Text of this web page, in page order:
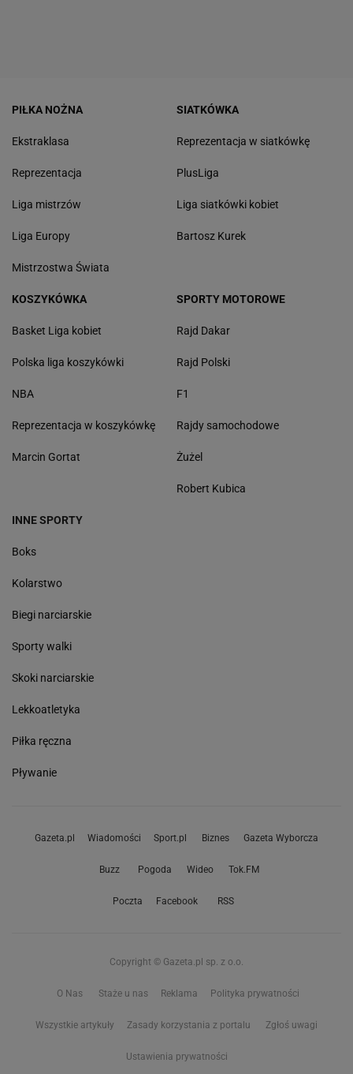
PIŁKA NOŻNA
Ekstraklasa
Reprezentacja
Liga mistrzów
Liga Europy
Mistrzostwa Świata
SIATKÓWKA
Reprezentacja w siatkówkę
PlusLiga
Liga siatkówki kobiet
Bartosz Kurek
KOSZYKÓWKA
Basket Liga kobiet
Polska liga koszykówki
NBA
Reprezentacja w koszykówkę
Marcin Gortat
SPORTY MOTOROWE
Rajd Dakar
Rajd Polski
F1
Rajdy samochodowe
Żużel
Robert Kubica
INNE SPORTY
Boks
Kolarstwo
Biegi narciarskie
Sporty walki
Skoki narciarskie
Lekkoatletyka
Piłka ręczna
Pływanie
Gazeta.pl Wiadomości Sport.pl Biznes Gazeta Wyborcza
Buzz Pogoda Wideo Tok.FM
Poczta Facebook RSS
Copyright © Gazeta.pl sp. z o.o.
O Nas Staże u nas Reklama Polityka prywatności
Wszystkie artykuły Zasady korzystania z portalu Zgłoś uwagi
Ustawienia prywatności